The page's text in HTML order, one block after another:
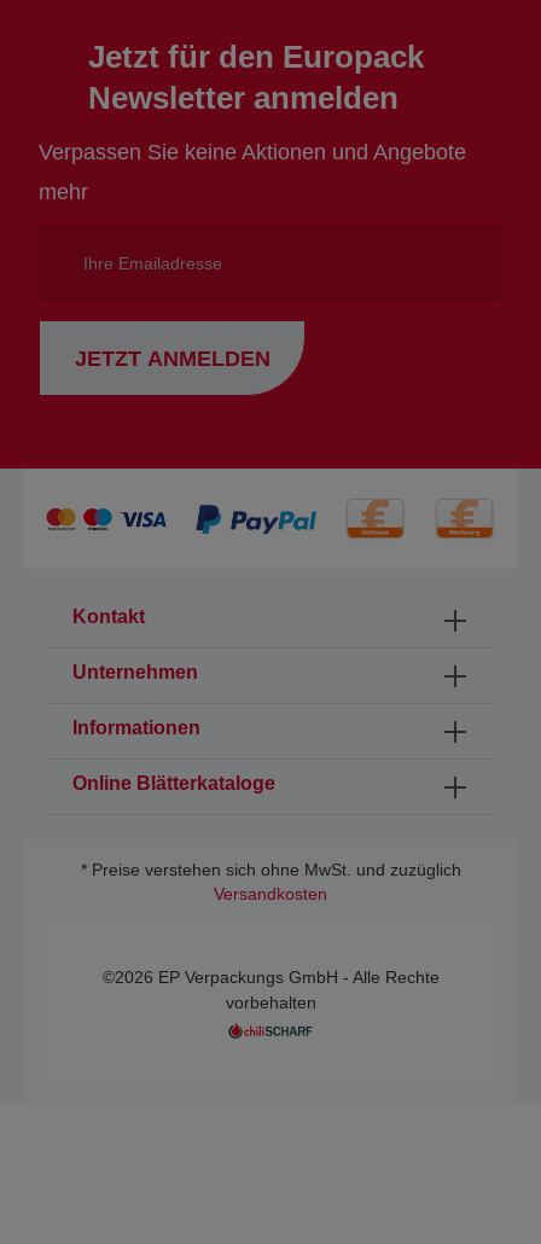
Jetzt für den Europack
Newsletter anmelden
Verpassen Sie keine Aktionen und Angebote
mehr
Emailadresse
JETZT ANMELDEN
Kontakt
Unternehmen
Informationen
Online Blätterkataloge
* Preise verstehen sich ohne MwSt. und zuzüglich
Versandkosten
©2026 EP Verpackungs GmbH - Alle Rechte
vorbehalten